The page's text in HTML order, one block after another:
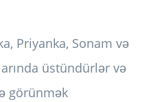
Priyanka, Sonam və
üstündürlər və
görünmək